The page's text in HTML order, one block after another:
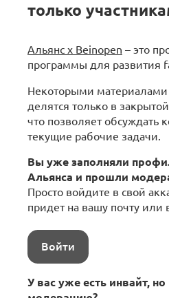
только
Альянс x Beinopen – это
программы для развития
Некоторыми материалами
делятся только в
что позволяет обсуждать
текущие рабочие задачи.
Вы уже заполняли
Альянса и прошли
Просто войдите в свой
придет на вашу почту или
Войти
У вас уже есть инвайт,